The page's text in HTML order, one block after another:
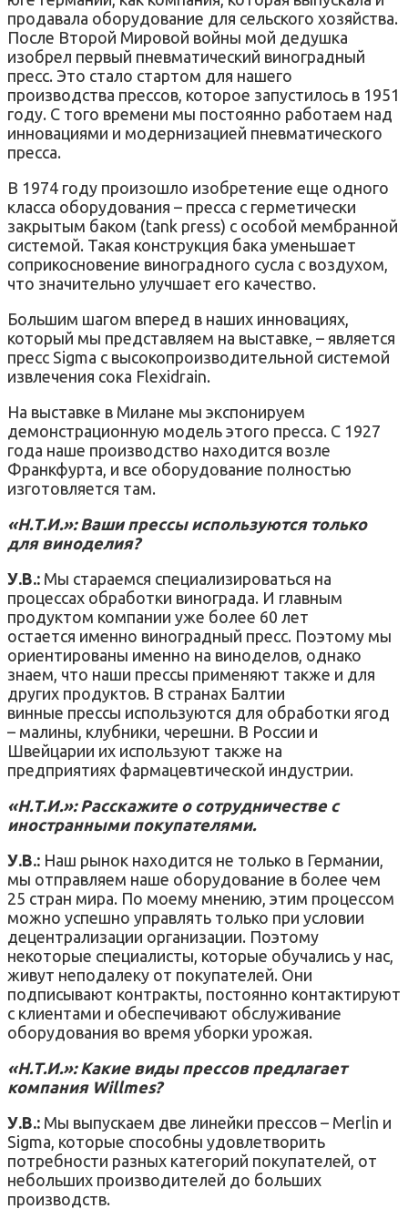
продавала оборудование для сельского хозяйства.
После Второй Мировой войны мой дедушка
изобрел первый пневматический виноградный
пресс. Это стало стартом для нашего
производства прессов, которое запустилось в 1951
году. С того времени мы постоянно работаем над
инновациями и модернизацией пневматического
пресса.
В 1974 году произошло изобретение еще одного
класса оборудования – пресса с герметически
закрытым баком (tank press) с особой мембранной
системой. Такая конструкция бака уменьшает
соприкосновение виноградного сусла с воздухом,
что значительно улучшает его качество.
Большим шагом вперед в наших инновациях,
который мы представляем на выставке, – является
пресс Sigma с высокопроизводительной системой
извлечения сока Flexidrain.
На выставке в Милане мы экспонируем
демонстрационную модель этого пресса. С 1927
года наше производство находится возле
Франкфурта, и все оборудование полностью
изготовляется там.
«Н.Т.И.»: Ваши прессы используются только
для виноделия?
У.В.: Мы стараемся специализироваться на
процессах обработки винограда. И главным
продуктом компании уже более 60 лет
остается именно виноградный пресс. Поэтому мы
ориентированы именно на виноделов, однако
знаем, что наши прессы применяют также и для
других продуктов. В странах Балтии
винные прессы используются для обработки ягод
– малины, клубники, черешни. В России и
Швейцарии их используют также на
предприятиях фармацевтической индустрии.
«Н.Т.И.»: Расскажите о сотрудничестве с
иностранными покупателями.
У.В.: Наш рынок находится не только в Германии,
мы отправляем наше оборудование в более чем
25 стран мира. По моему мнению, этим процессом
можно успешно управлять только при условии
децентрализации организации. Поэтому
некоторые специалисты, которые обучались у нас,
живут неподалеку от покупателей. Они
подписывают контракты, постоянно контактируют
с клиентами и обеспечивают обслуживание
оборудования во время уборки урожая.
«Н.Т.И.»: Какие виды прессов предлагает
компания Willmes?
У.В.: Мы выпускаем две линейки прессов – Merlin и
Sigma, которые способны удовлетворить
потребности разных категорий покупателей, от
небольших производителей до больших
производств.